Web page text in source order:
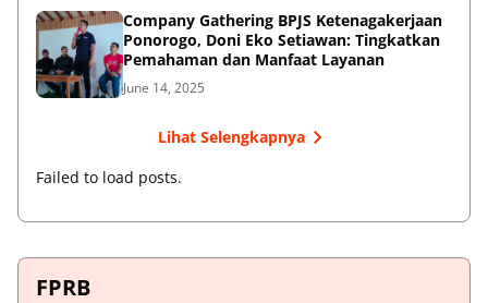
Company Gathering BPJS Ketenagakerjaan
Ponorogo, Doni Eko Setiawan: Tingkatkan
Pemahaman dan Manfaat Layanan
June 14, 2025
Lihat Selengkapnya
Failed to load posts.
FPRB